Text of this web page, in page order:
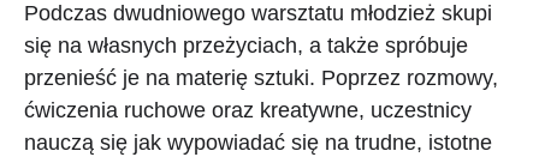
Podczas dwudniowego warsztatu młodzież skupi
się na własnych przeżyciach, a także spróbuje
przenieść je na materię sztuki. Poprzez rozmowy,
ćwiczenia ruchowe oraz kreatywne, uczestnicy
nauczą się jak wypowiadać się na trudne, istotne